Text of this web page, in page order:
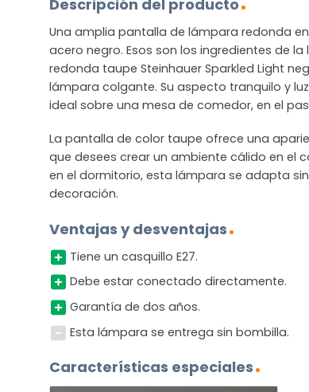
Descripción del producto
Una amplia pantalla de lámpara redonda
acero negro. Esos son los ingredientes de
redonda taupe Steinhauer Sparkled Light
lámpara colgante. Su aspecto tranquilo y
ideal sobre una mesa de comedor, en el
La pantalla de color taupe ofrece una
que desees crear un ambiente cálido en el
en el dormitorio, esta lámpara se adapta
decoración.
Ventajas y desventajas
Tiene un casquillo E27.
Debe estar conectado directamente.
Garantía de dos años.
Esta lámpara se entrega sin bombilla.
Características especiales